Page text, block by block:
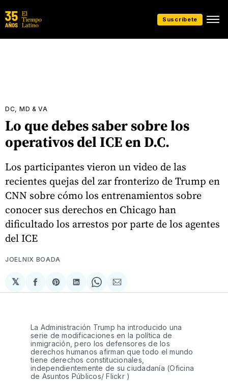
Suscríbete
DC, MD & VA
Lo que debes saber sobre los
operativos del ICE en D.C.
Los participantes vieron un video de las
recientes quejas del zar fronterizo de Trump en
CNN sobre cómo los entrenamientos sobre
conocer sus derechos en Chicago han
dificultado los arrestos por parte de los agentes
del ICE
JOELNIX BOADA
𝕏
Compartir
en
Share
on
Compartir
en
Share
on
Compartir
via
La Administración Trump ha introducido una
serie de modificaciones en la política de
inmigración, pero los defensores de los
derechos humanos afirman que todo el mundo
tiene derechos constitucionales,
independientemente de su ciudadanía (Oficina
de Asuntos Públicos/ Flickr )